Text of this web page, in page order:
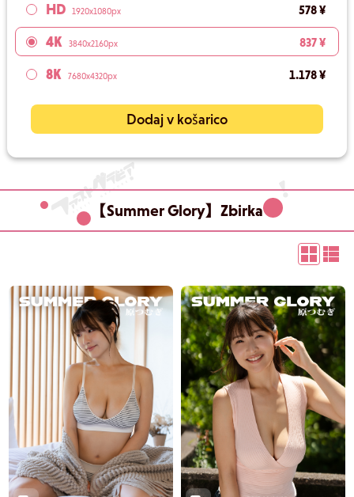
HD 1920x1080px 578 ¥
4K 3840x2160px 837 ¥
8K 7680x4320px 1.178 ¥
Dodaj v košarico
【Summer Glory】Zbirka